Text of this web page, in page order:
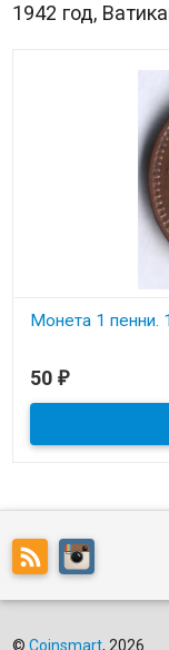
1942 год,
Монета 1 пенни.
50 ₽
© Coinsmart, 2026